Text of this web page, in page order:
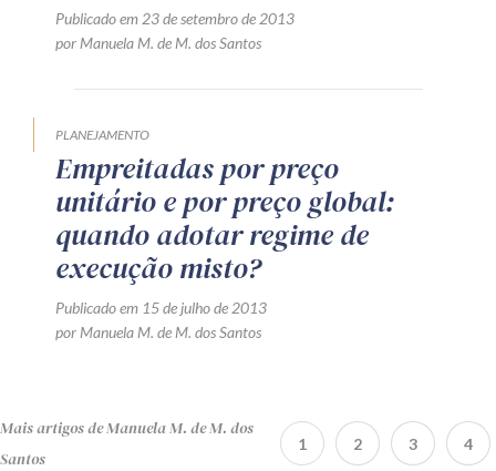
Publicado em 23 de setembro de 2013
por Manuela M. de M. dos Santos
PLANEJAMENTO
Empreitadas por preço
unitário e por preço global:
quando adotar regime de
execução misto?
Publicado em 15 de julho de 2013
por Manuela M. de M. dos Santos
Mais artigos de Manuela M. de M. dos
Santos
1 2 3 4